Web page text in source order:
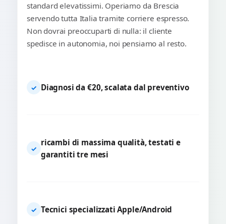
standard elevatissimi. Operiamo da Brescia
servendo tutta Italia tramite corriere espresso.
Non dovrai preoccuparti di nulla: il cliente
spedisce in autonomia, noi pensiamo al resto.
✓ Diagnosi da €20, scalata dal preventivo
✓
ricambi di massima qualità, testati e
garantiti tre mesi
✓ Tecnici specializzati Apple/Android